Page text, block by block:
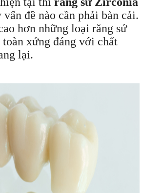
đề nào cần phải bàn cải.
hơn những loại răng sứ
toàn xứng đáng với chất
lại.